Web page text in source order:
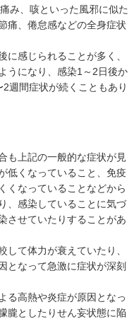
み、咳といった風邪に似た
痛、倦怠感などの全身症状
感じられることが多く、
うになり、感染1～2日後か
週間症状が続くこともあり
も上記の一般的な症状が見
低くなっていること、免疫
くなっていることなどから
、感染していることに気づ
させていたりすることがあ
して体力が衰えていたり、
となって急激に症状が深刻
る高熱や炎症が原因となっ
朧としたりせん妄状態に陥